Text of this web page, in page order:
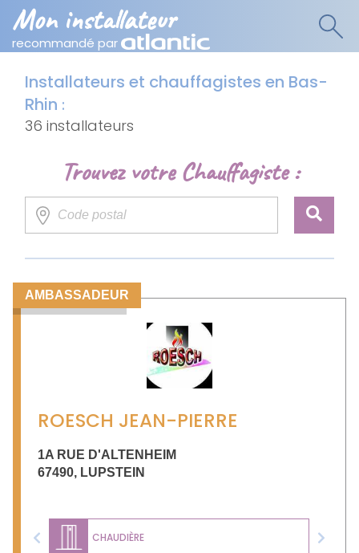
Mon installateur
recommandé par
Installateurs et chauffagistes en Bas-
Rhin :
36 installateurs
Trouvez votre Chauffagiste :
AMBASSADEUR
ROESCH JEAN-PIERRE
1A RUE D'ALTENHEIM
67490, LUPSTEIN
CHAUDIÈRE
Previous Next